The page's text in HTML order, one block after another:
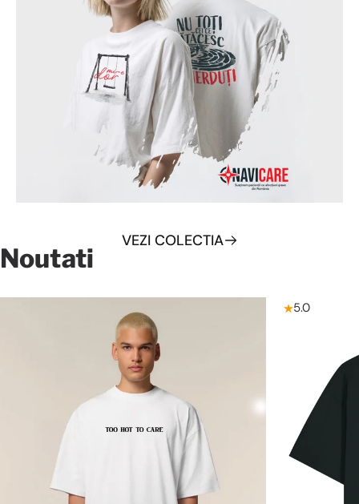
VEZI COLECTIA
Pagina 1
Pagina 2
Pagina 3
Pagina 4
Pagina 5
Noutati
5.0